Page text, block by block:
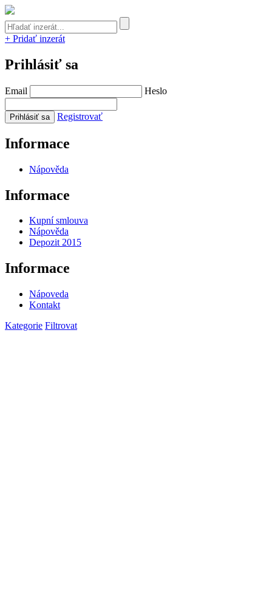
+ Pridať inzerát
Prihlásiť sa
Email Heslo
Registrovať
Informace
Nápověda
Informace
Kupní smlouva
Nápověda
Depozit 2015
Informace
Nápoveda
Kontakt
Kategorie Filtrovat